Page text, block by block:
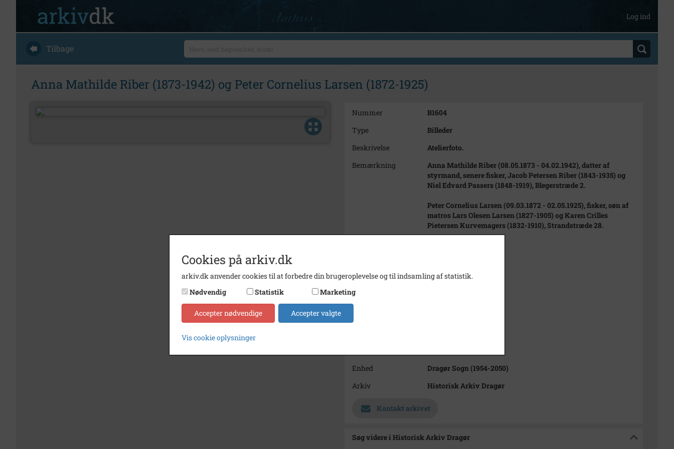
Log ind
Tilbage
Anna Mathilde Riber (1873-1942) og Peter Cornelius Larsen (1872-1925)
Nummer
B1604
Type
Billeder
Beskrivelse
Atelierfoto.
Bemærkning
Anna Mathilde Riber (08.05.1873 - 04.02.1942), datter af
styrmand, senere fisker, Jacob Petersen Riber (1843-1935) og
Niel Edvard Passers (1848-1919), Blegerstræde 2.
Peter Cornelius Larsen (09.03.1872 - 02.05.1925), fisker, søn af
matros Lars Olesen Larsen (1827-1905) og Karen Crilles
Pietersen Kurvemagers (1832-1910), Strandstræde 28.
Fotograf
Ukendt
Størrelse
Enhed
Dragør Sogn (1954-2050)
Arkiv
Historisk Arkiv Dragør
Kontakt arkivet
Søg videre i Historisk Arkiv Dragør
Cookies på arkiv.dk
arkiv.dk anvender cookies til at forbedre din brugeroplevelse og til indsamling af statistik.
Nødvendig
Statistik Marketing
Accepter nødvendige Accepter valgte
Vis cookie oplysninger